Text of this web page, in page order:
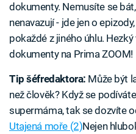
dokumenty. Nemusíte se
nenavazují - jde jen o
pokaždé z jiného úhlu.
dokumenty na Prima ZOOM!
Tip šéfredaktora: Může být
než člověk? Když se
supermáma, tak se dozvíte
Utajená moře (2)Nejen